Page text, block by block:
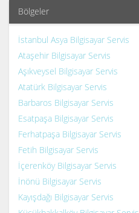
Bölgeler
İstanbul Asya Bilgisayar Servis
Ataşehir Bilgisayar Servis
Aşıkveysel Bilgisayar Servis
Atatürk Bilgisayar Servis
Barbaros Bilgisayar Servis
Esatpaşa Bilgisayar Servis
Ferhatpaşa Bilgisayar Servis
Fetih Bilgisayar Servis
İçerenköy Bilgisayar Servis
İnönü Bilgisayar Servis
Kayışdağı Bilgisayar Servis